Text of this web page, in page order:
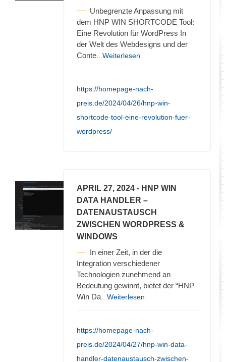
Unbegrenzte Anpassung mit
dem HNP WIN SHORTCODE Tool:
Eine Revolution für WordPress In
der Welt des Webdesigns und der
Conte ...Weiterlesen
https://homepage-nach-
preis.de/2024/04/26/hnp-win-
shortcode-tool-eine-revolution-fuer-
wordpress/
APRIL 27, 2024 - HNP WIN
DATA HANDLER –
DATENAUSTAUSCH
ZWISCHEN WORDPRESS &
WINDOWS
In einer Zeit, in der die
Integration verschiedener
Technologien zunehmend an
Bedeutung gewinnt, bietet der “HNP
Win Da ...Weiterlesen
https://homepage-nach-
preis.de/2024/04/27/hnp-win-data-
handler-datenaustausch-zwischen-